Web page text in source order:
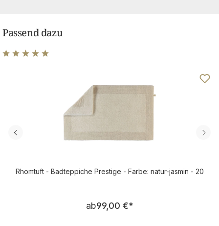
Passend dazu
Rhomtuft - Badteppiche Prestige - Farbe: natur-jasmin - 20
Regulärer Preis:
ab99,00 €*